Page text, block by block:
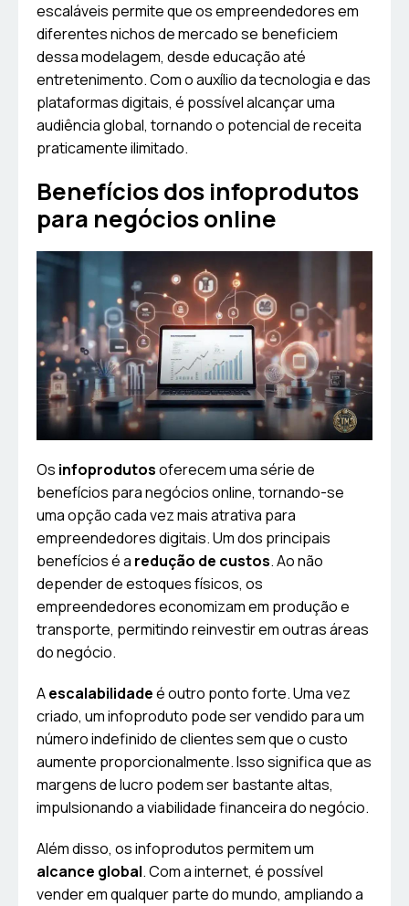
escaláveis permite que os empreendedores em
diferentes nichos de mercado se beneficiem
dessa modelagem, desde educação até
entretenimento. Com o auxílio da tecnologia e das
plataformas digitais, é possível alcançar uma
audiência global, tornando o potencial de receita
praticamente ilimitado.
Benefícios dos infoprodutos
para negócios online
Os infoprodutosoferecem uma série de
benefícios para negócios online, tornando-se
uma opção cada vez mais atrativa para
empreendedores digitais. Um dos principais
benefícios é a redução de custos. Ao não
depender de estoques físicos, os
empreendedores economizam em produção e
transporte, permitindo reinvestir em outras áreas
do negócio.
Aescalabilidadeé outro ponto forte. Uma vez
criado, um infoproduto pode ser vendido para um
número indefinido de clientes sem que o custo
aumente proporcionalmente. Isso significa que as
margens de lucro podem ser bastante altas,
impulsionando a viabilidade financeira do negócio.
Além disso, os infoprodutos permitem um
alcance global. Com a internet, é possível
vender em qualquer parte do mundo, ampliando a